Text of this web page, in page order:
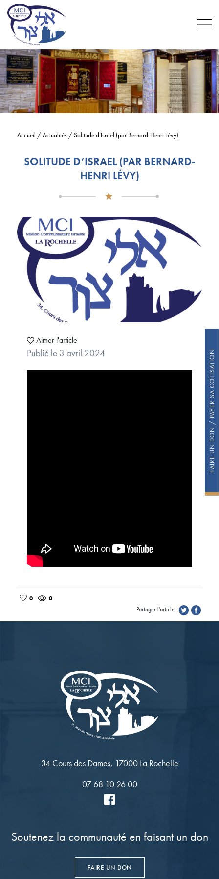
FAIRE UN DON / PAYER SA COTISATION
Accueil /Actualités /Solitude d’Israel (par Bernard-Henri Lévy)
SOLITUDE D’ISRAEL (PAR BERNARD-
HENRI LÉVY)
Aimer l'article
Publié le 3 avril 2024
0
0
Partager l'article :
34 Cours des Dames, 17000 La Rochelle
07 68 10 26 00
Soutenez la communauté en faisant un don
FAIRE UN DON